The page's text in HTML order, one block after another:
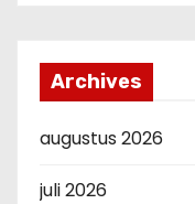
Archives
augustus 2026
juli 2026